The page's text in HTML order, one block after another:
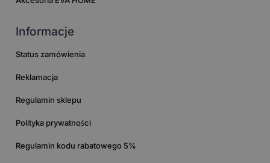
Informacje
Status zamówienia
Reklamacja
Regulamin sklepu
Polityka prywatności
Regulamin kodu rabatowego 5%